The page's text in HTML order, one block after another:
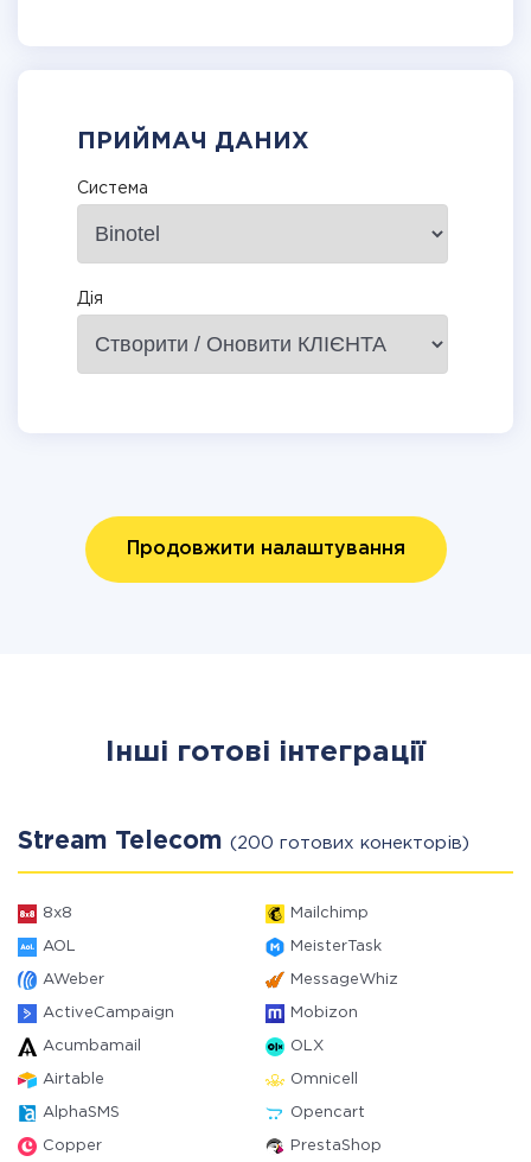
ПРИЙМАЧ ДАНИХ
Система
Дія
Продовжити налаштування
Інші готові інтеграції
Stream Telecom (200 готових конекторів)
8x8 Mailchimp
AOL MeisterTask
AWeber MessageWhiz
ActiveCampaign Mobizon
Acumbamail OLX
Airtable Omnicell
AlphaSMS Opencart
Copper PrestaShop